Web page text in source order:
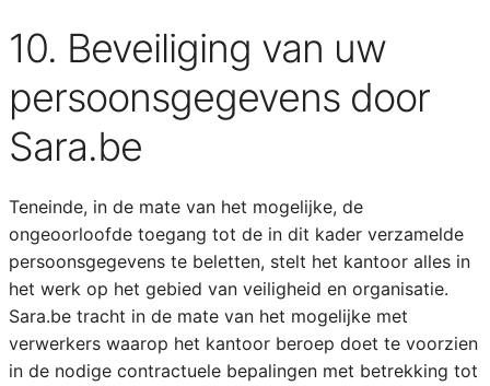
10. Beveiliging van uw
persoonsgegevens door
Sara.be
Teneinde, in de mate van het mogelijke, de
ongeoorloofde toegang tot de in dit kader verzamelde
persoonsgegevens te beletten, stelt het kantoor alles in
het werk op het gebied van veiligheid en organisatie.
Sara.be tracht in de mate van het mogelijke met
verwerkers waarop het kantoor beroep doet te voorzien
in de nodige contractuele bepalingen met betrekking tot